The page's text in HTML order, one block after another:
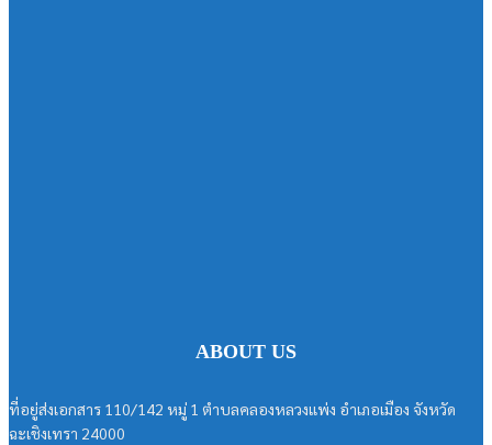
ABOUT US
ที่อยู่ส่งเอกสาร 110/142 หมู่ 1 ตำบลคลองหลวงแพ่ง อำเภอเมือง จังหวัด
ฉะเชิงเทรา 24000